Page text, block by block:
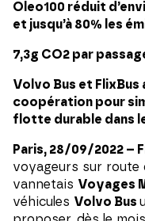
Oleo100 réduit
et jusqu’à 80% les
7,3g CO2 par
Volvo Bus et FlixBus
coopération pour
flotte durable dans
Paris, 28/09/2022 –
voyageurs sur route
vannetais Voyages
véhicules Volvo Bus